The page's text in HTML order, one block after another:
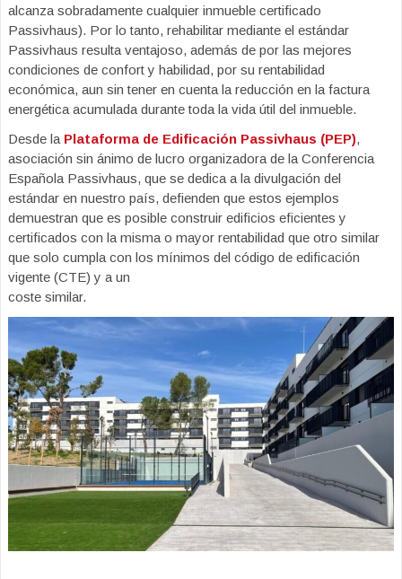
alcanza sobradamente cualquier inmueble certificado
Passivhaus). Por lo tanto, rehabilitar mediante el estándar
Passivhaus resulta ventajoso, además de por las mejores
condiciones de confort y habilidad, por su rentabilidad
económica, aun sin tener en cuenta la reducción en la factura
energética acumulada durante toda la vida útil del inmueble.
Desde la Plataforma de Edificación Passivhaus (PEP),
asociación sin ánimo de lucro organizadora de la Conferencia
Española Passivhaus, que se dedica a la divulgación del
estándar en nuestro país, defienden que estos ejemplos
demuestran que es posible construir edificios eficientes y
certificados con la misma o mayor rentabilidad que otro similar
que solo cumpla con los mínimos del código de edificación
vigente (CTE) y a un
coste similar.